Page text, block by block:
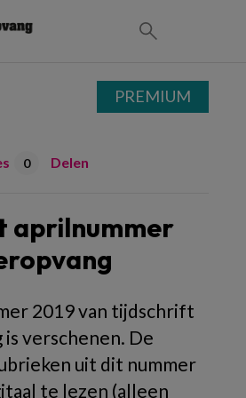
0 Delen
aprilnummer
2019 van tijdschrift
verschenen. De
uit dit nummer
te lezen (alleen
PREMIUM